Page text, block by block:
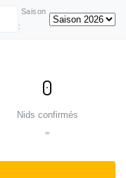
Saison
:
0
Nids confirmés
=